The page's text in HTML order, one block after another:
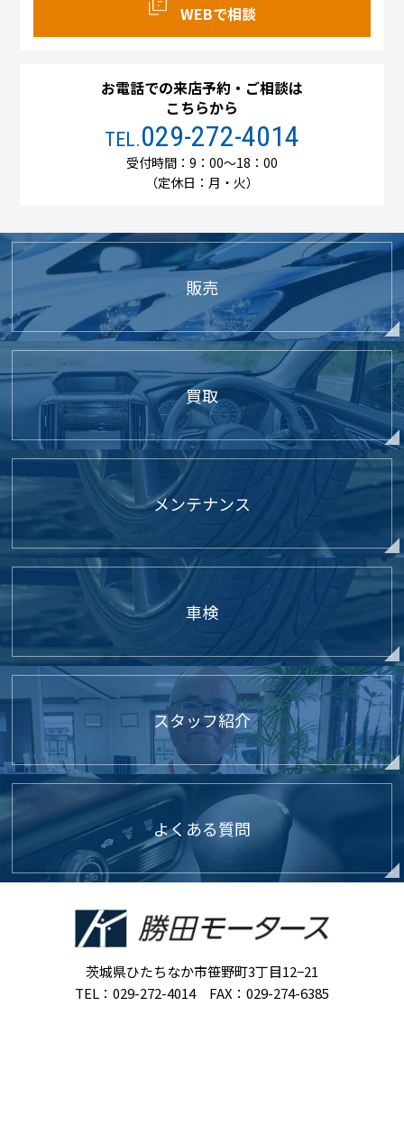
WEBで相談
お電話での来店予約・ご相談は
こちらから
TEL.029-272-4014
受付時間：9：00～18：00
（定休日：月・火）
販売
買取
メンテナンス
車検
スタッフ紹介
よくある質問
茨城県ひたちなか市笹野町3丁目12−21
TEL：029-272-4014 FAX：029-274-6385